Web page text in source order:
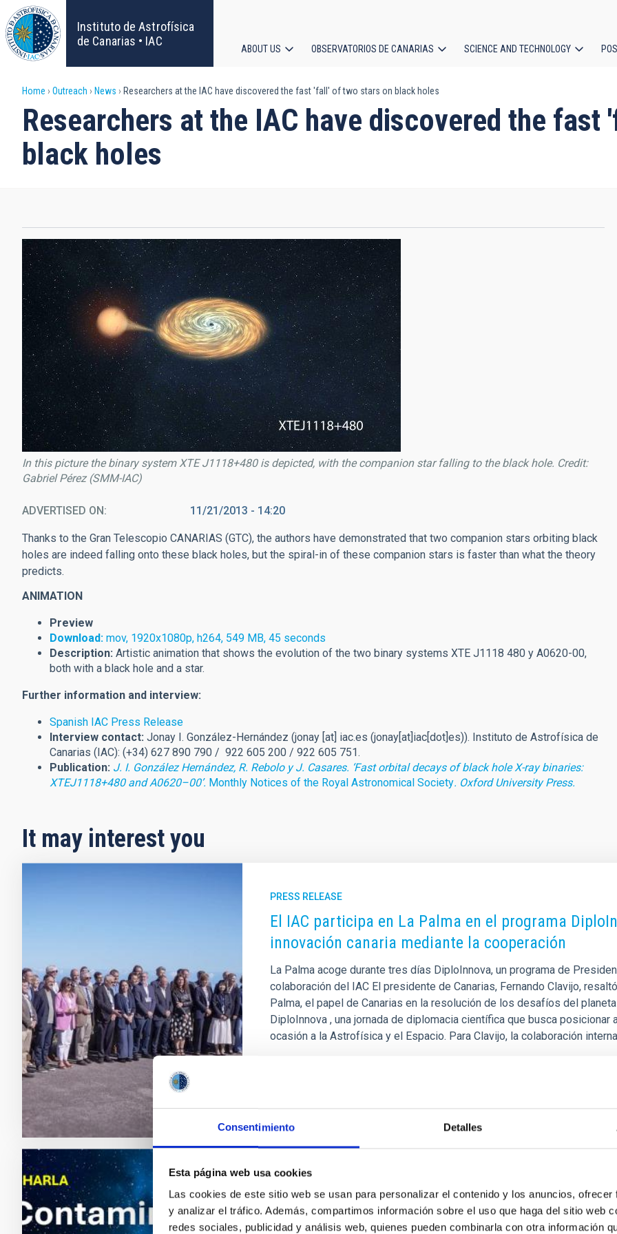
Consentimiento Detalles
Esta página web usa cookies
Las cookies de este sitio web se usan para personalizar el contenido y los anuncios,
y analizar el tráfico. Además, compartimos información sobre el uso que haga del sitio web
redes sociales, publicidad y análisis web, quienes pueden combinarla con otra información
Skip
to
main
content
Instituto de Astrofísica
de Canarias • IAC
navigation
ABOUT US OBSERVATORIOS DE CANARIAS SCIENCE AND TECHNOLOGY
Breadcrumb
Home Outreach News Researchers at the IAC have discovered the fast 'fall' of two stars on black holes
Researchers at the IAC have discovered the
black holes
In this picture the binary system XTE J1118+480 is depicted, with the companion star falling to the black hole. Credit:
Gabriel Pérez (SMM-IAC)
ADVERTISED ON 11/21/2013 - 14:20
Thanks to the Gran Telescopio CANARIAS (GTC), the authors have demonstrated that two companion stars orbiting black
holes are indeed falling onto these black holes, but the spiral-in of these companion stars is faster than what the theory
predicts.
ANIMATION
Preview
Download: mov, 1920x1080p, h264, 549 MB, 45 seconds
Description: Artistic animation that shows the evolution of the two binary systems XTE J1118 480 y A0620-00,
both with a black hole and a star.
Further information and interview:
Spanish IAC Press Release
Interview contact: Jonay I. González-Hernández (jonay [at] iac.es (jonay[at]iac[dot]es)). Instituto de Astrofísica de
Canarias (IAC): (+34) 627 890 790 / 922 605 200 / 922 605 751.
Publication: J. I. González Hernández, R. Rebolo y J. Casares. ‘Fast orbital decays of black hole X-ray binaries:
XTEJ1118+480 and A0620–00’. Monthly Notices of the Royal Astronomical Society. Oxford University Press.
It may interest you
PRESS RELEASE
El IAC participa en La Palma en el programa
innovación canaria mediante la cooperación
La Palma acoge durante tres días DiploInnova, un programa de
colaboración del IAC El presidente de Canarias, Fernando Clavijo,
Palma, el papel de Canarias en la resolución de los desafíos del
DiploInnova , una jornada de diplomacia científica que busca
ocasión a la Astrofísica y el Espacio. Para Clavijo, la colaboración
El IAC y SEO/BirdLife Canarias organizan una
contaminación lumínica